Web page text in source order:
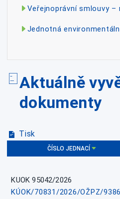
Veřejnoprávní smlouvy –
Jednotná
Aktuálně
dokumenty
Tisk
ČÍSLO JEDNACÍ
KUOK 95042/2026
KÚOK/70831/2026/OŽPZ/9386